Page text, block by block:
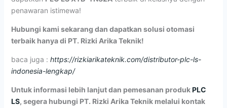
penawaran istimewa!
Hubungi kami sekarang dan dapatkan solusi otomasi
terbaik hanya di PT. Rizki Arika Teknik!
baca juga : https://rizkiarikateknik.com/distributor-plc-ls-
indonesia-lengkap/
Untuk informasi lebih lanjut dan pemesanan produkPLC
LS, segera hubungi PT. Rizki Arika Teknik melalui kontak